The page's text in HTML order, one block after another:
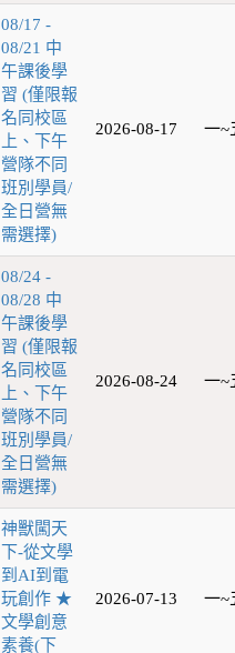
08/17 -
08/21 中
午課後學
習 (僅限報
名同校區
上、下午
營隊不同
班別學員/
全日營無
需選擇)
2026-08-17 一~
08/24 -
08/28 中
午課後學
習 (僅限報
名同校區
上、下午
營隊不同
班別學員/
全日營無
需選擇)
2026-08-24 一~
神獸闖天
下-從文學
到AI到電
玩創作 ★
文學創意
素養(下
2026-07-13 一~